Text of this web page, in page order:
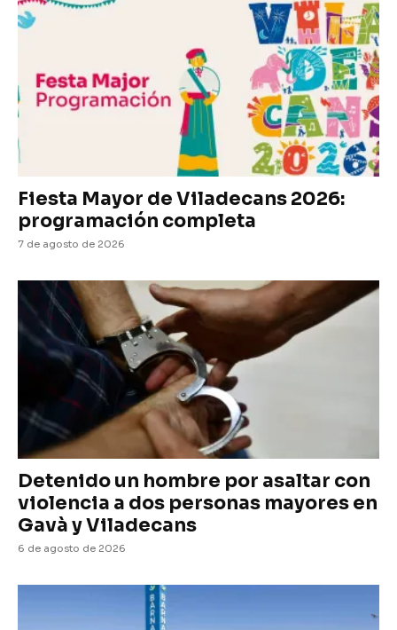
Fiesta Mayor de Viladecans 2026:
programación completa
7 de agosto de 2026
Detenido un hombre por asaltar con
violencia a dos personas mayores en
Gavà y Viladecans
6 de agosto de 2026